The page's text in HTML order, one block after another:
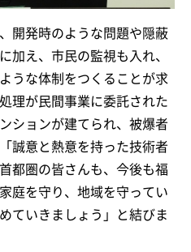
開発時のような問題や隠蔽
加え、市民の監視も入れ、
うな体制をつくることが求
理が民間事業に委託された
ションが建てられ、被爆者
誠意と熱意を持った技術者
都圏の皆さんも、今後も福
庭を守り、地域を守ってい
ていきましょう」と結びま